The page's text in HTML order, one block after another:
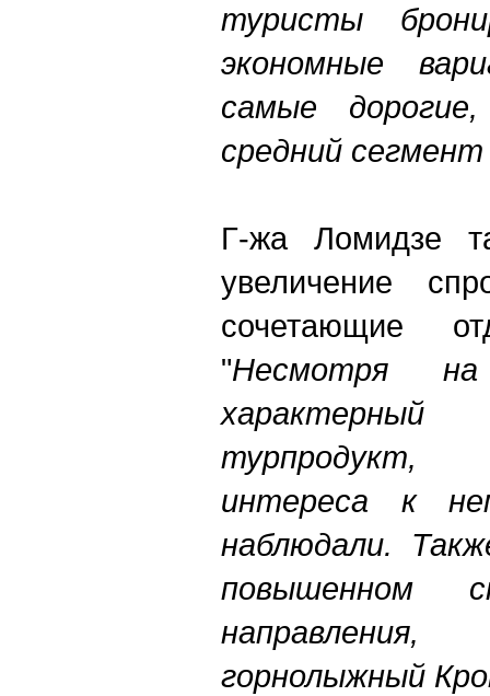
туристы
экономные
самые
средний
Г-жа Ломидзе
увеличение
сочетающие
"Несмотря
турпродукт,
интереса к
наблюдали.
повышенном
горнолыжный